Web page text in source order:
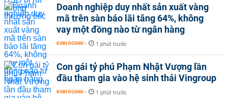
Doanh nghiệp duy nhất sản xuất vàng
mã trên sàn báo lãi tăng 64%, không
vay một đồng nào từ ngân hàng
KINH DOANH - 1 phút trước
Con gái tỷ phú Phạm Nhật Vượng lần
đầu tham gia vào hệ sinh thái Vingroup
KINH DOANH - 1 phút trước